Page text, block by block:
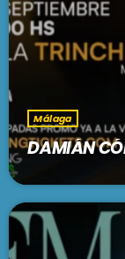
Málaga
DAMIÁN